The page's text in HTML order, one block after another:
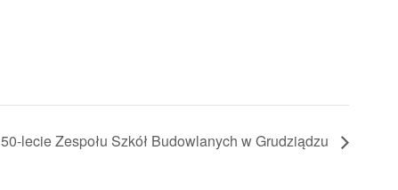
50-lecie Zespołu Szkół Budowlanych w Grudziądzu